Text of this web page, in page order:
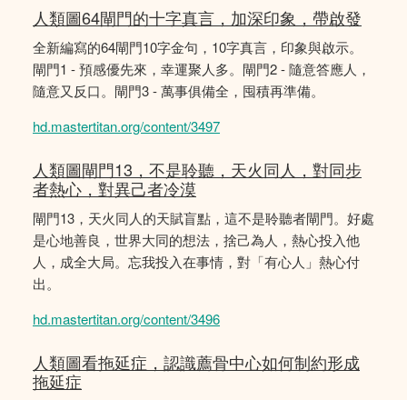
人類圖64閘門的十字真言，加深印象，帶啟發
全新編寫的64閘門10字金句，10字真言，印象與啟示。
閘門1 - 預感優先來，幸運聚人多。閘門2 - 隨意答應人，
隨意又反口。閘門3 - 萬事俱備全，囤積再準備。
hd.mastertitan.org/content/3497
人類圖閘門13，不是聆聽，天火同人，對同步
者熱心，對異己者冷漠
閘門13，天火同人的天賦盲點，這不是聆聽者閘門。好處
是心地善良，世界大同的想法，捨己為人，熱心投入他
人，成全大局。忘我投入在事情，對「有心人」熱心付
出。
hd.mastertitan.org/content/3496
人類圖看拖延症，認識薦骨中心如何制約形成
拖延症